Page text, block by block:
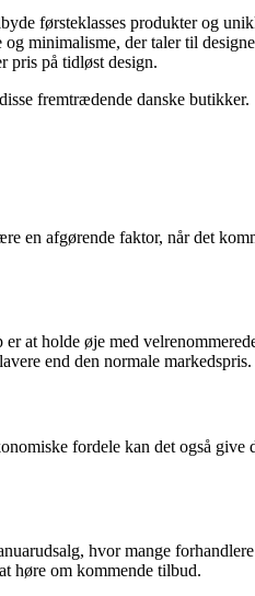
førsteklasses produkter og
minimalisme, der taler til
pris på tidløst design.
fremtrædende danske butikker.
en afgørende faktor, når det
holde øje med
end den normale markedspris.
fordele kan det også give
hvor mange
høre om kommende tilbud.